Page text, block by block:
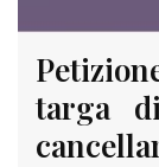
targa